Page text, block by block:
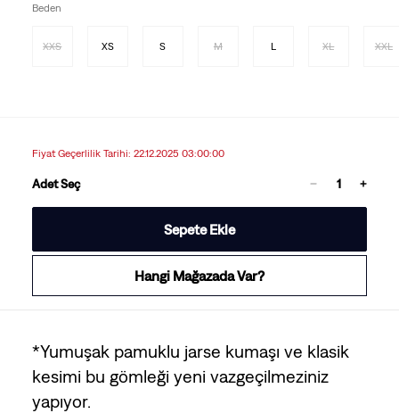
Beden
XXS XS S M L XL XXL
Fiyat Geçerlilik Tarihi: 22.12.2025 03:00:00
Adet Seç
Sepete Ekle
Hangi Mağazada Var?
*Yumuşak pamuklu jarse kumaşı ve klasik
kesimi bu gömleği yeni vazgeçilmeziniz
yapıyor.